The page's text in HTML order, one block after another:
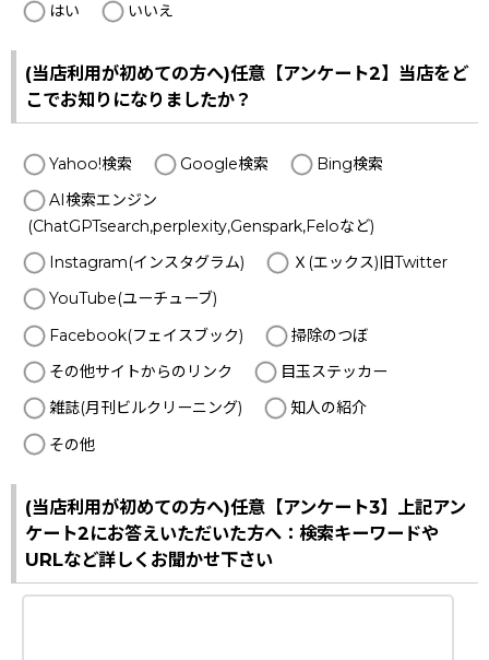
はい いいえ
(当店利用が初めての方へ)任意【アンケート2】当店をど
こでお知りになりましたか？
Yahoo!検索 Google検索
Bing検索
AI検索エンジン
(ChatGPTsearch,perplexity,Genspark,Feloなど)
Instagram(インスタグラム)
Ｘ(エックス)旧Twitter
YouTube(ユーチューブ)
Facebook(フェイスブック)
掃除のつぼ
その他サイトからのリンク
目玉ステッカー
雑誌(月刊ビルクリーニング)
知人の紹介
その他
(当店利用が初めての方へ)任意【アンケート3】上記アン
ケート2にお答えいただいた方へ：検索キーワードや
URLなど詳しくお聞かせ下さい